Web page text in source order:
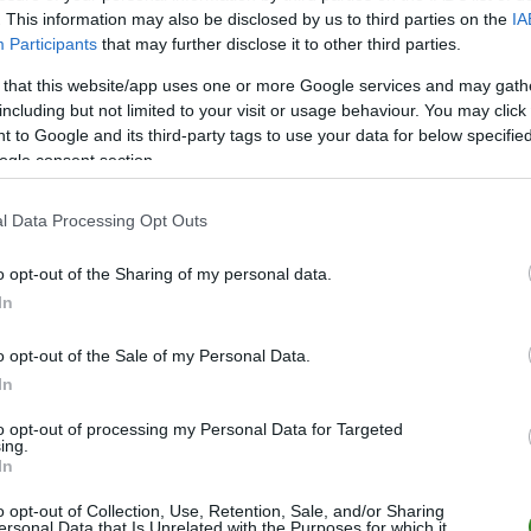
This information may also be disclosed by us to third parties on the
Participants that may further disclose it to other third parties.
that this website/app uses one or more Google services and may
but not limited to your visit or usage behaviour. You may
to Google and its third-party tags to use your data for below
consent section.
Data Processing Opt Outs
opt-out of the Sharing of my personal data.
opt-out of the Sale of my Personal Data.
opt-out of processing my Personal Data for Targeted
opt-out of Collection, Use, Retention, Sale, and/or Sharing
Data that Is Unrelated with the Purposes for which it
M PKT Z R P
remis porażka
remis porażka
remis porażka
BRAMKI